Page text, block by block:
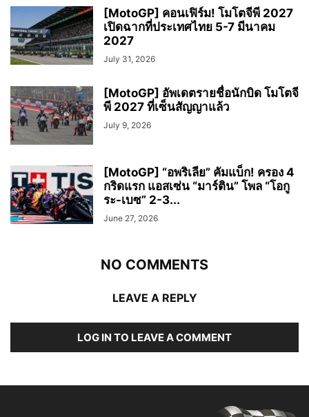
[MotoGP] คอนเฟิร์ม! โมโตจีพี 2027
เปิดฉากที่ประเทศไทย 5-7 มีนาคม
2027
July 31, 2026
[MotoGP] อัพเดตรายชื่อนักบิด โมโตจี
พี 2027 ที่เซ็นสัญญาแล้ว
July 9, 2026
[MotoGP] “อพริเลีย” คัมแบ็ก! ครอง 4
กริดแรก แอสเซ่น “มาร์ติน” โพล “โอกู
ระ-เบซ” 2-3...
June 27, 2026
NO COMMENTS
LEAVE A REPLY
LOG IN TO LEAVE A COMMENT